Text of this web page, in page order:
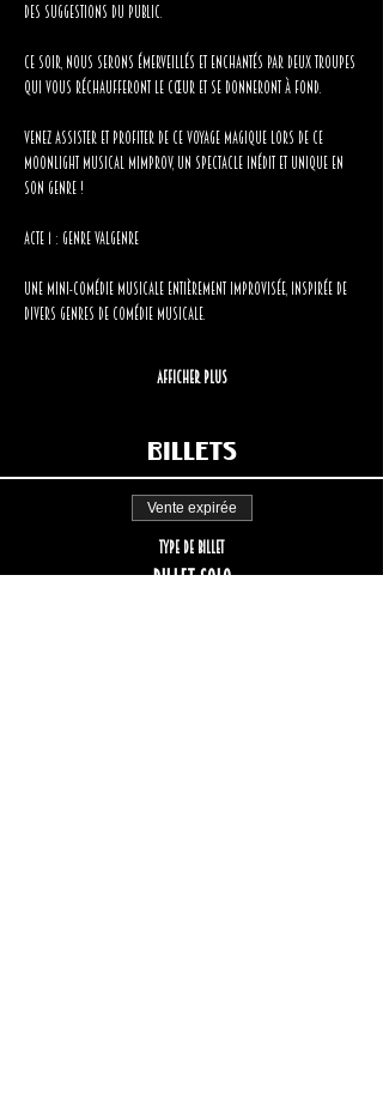
des suggestions du public.
Ce soir, nous serons émerveillés et enchantés par deux troupes
qui vous réchaufferont le cœur et se donneront à fond.
Venez assister et profiter de ce voyage magique lors de ce
Moonlight Musical Mimprov, un spectacle inédit et unique en
son genre !
ACTE 1 : GENRE VALGENRE
Une mini-comédie musicale entièrement improvisée, inspirée de
divers genres de comédie musicale.
Afficher plus
Billets
Vente expirée
Type de billet
Billet solo